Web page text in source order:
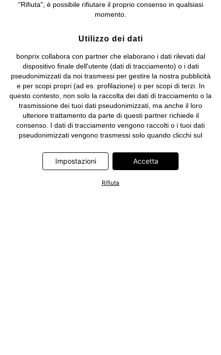
"Rifiuta", è possibile rifiutare il proprio consenso in qualsiasi
momento.
Utilizzo dei dati
bonprix collabora con partner che elaborano i dati rilevati dal
dispositivo finale dell'utente (dati di tracciamento) o i dati
pseudonimizzati da noi trasmessi per gestire la nostra pubblicità
e per scopi propri (ad es. profilazione) o per scopi di terzi. In
questo contesto, non solo la raccolta dei dati di tracciamento o la
trasmissione dei tuoi dati pseudonimizzati, ma anche il loro
ulteriore trattamento da parte di questi partner richiede il
consenso. I dati di tracciamento vengono raccolti o i tuoi dati
pseudonimizzati vengono trasmessi solo quando clicchi sul
seguenti società: Adjust GmbH, Criteo SA, Google Ireland
Limited, Hurra Communications GmbH, ID5 Technology Ltd,
Limited, Pinterest Europe Limited, RTB-House GmbH, TikTok
Impostazioni Accetta
Rifiuta